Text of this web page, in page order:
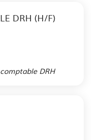
DRH (H/F)
DRH